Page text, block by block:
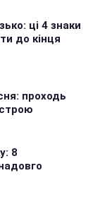
ці 4 знаки
до кінця
проходь
8